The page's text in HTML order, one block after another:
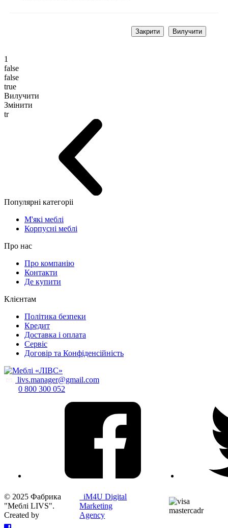
Закрити Вилучити
1
false
false
true
Вилучити
Змінити
tr
Популярні категоріі
М'які меблі
Корпусні меблі
Про нас
Про компанію
Контакти
Де купити
Клієнтам
Політика безпеки
Кредит
Доставка і оплата
Сервіс
Договір та Конфіденсійність
livs.manager@gmail.com
0 800 300 052
© 2025 Фабрика
"Меблі LIVS".
Created by
iM4U Digital
Marketing
Agency